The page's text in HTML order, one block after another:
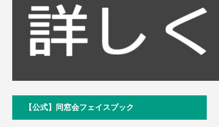
【公式】同窓会フェイスブック